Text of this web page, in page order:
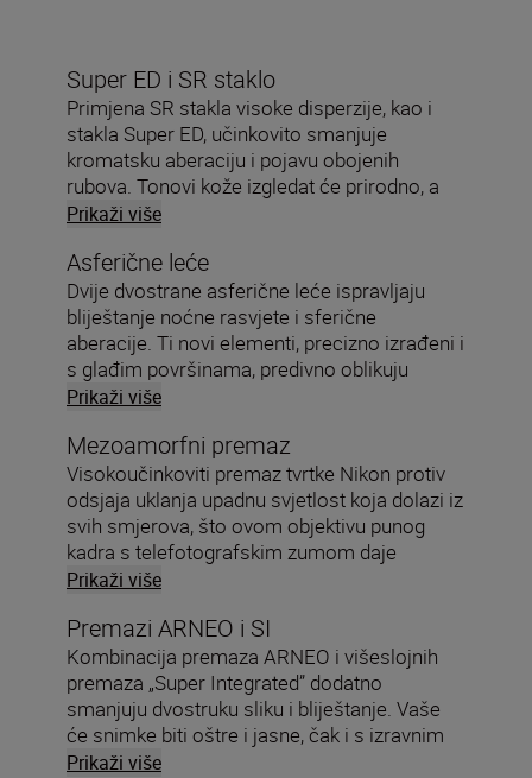
Super ED i SR staklo
Primjena SR stakla visoke disperzije, kao i
stakla Super ED, učinkovito smanjuje
kromatsku aberaciju i pojavu obojenih
rubova. Tonovi kože izgledat će prirodno, a
boje će se vjerno reproducirati.
Prikaži više
Asferične leće
Dvije dvostrane asferične leće ispravljaju
bliještanje noćne rasvjete i sferične
aberacije. Ti novi elementi, precizno izrađeni i
s glađim površinama, predivno oblikuju
svjetlost.
Prikaži više
Mezoamorfni premaz
Visokoučinkoviti premaz tvrtke Nikon protiv
odsjaja uklanja upadnu svjetlost koja dolazi iz
svih smjerova, što ovom objektivu punog
kadra s telefotografskim zumom daje
iznimnu kontrolu nad pojavom dvostrukih
Prikaži više
Premazi ARNEO i SI
Kombinacija premaza ARNEO i višeslojnih
premaza „Super Integrated” dodatno
smanjuju dvostruku sliku i bliještanje. Vaše
će snimke biti oštre i jasne, čak i s izravnim
izvorom svjetla unutar kadra.
Prikaži više